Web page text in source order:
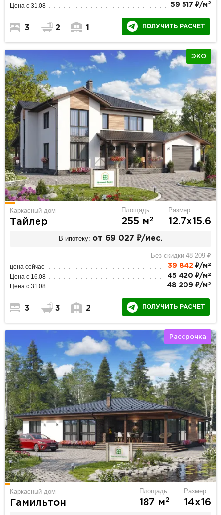
Цена с 31.08 59 517 ₽/м 2
3 2 1 ПОЛУЧИТЬ РАСЧЕТ
ЭКО
Каркасный дом
Тайлер
Площадь
255 м2
Размер
12.7х15.6
В ипотеку: от 69 027 ₽/мес.
Без скидки 48 209 ₽
цена сейчас 39 842 ₽/м 2
Цена с 16.08 45 420 ₽/м 2
Цена с 31.08 48 209 ₽/м 2
3 3 2 ПОЛУЧИТЬ РАСЧЕТ
Рассрочка
Каркасный дом
Гамильтон
Площадь
187 м2
Размер
14х16